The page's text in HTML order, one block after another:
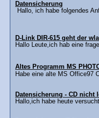
Datensicherung
Hallo, ich habe folgendes
D-Link DIR-615 geht der
Hallo Leute,ich hab eine
Altes Programm MS
Habe eine alte MS Office97
Datensicherung - CD nicht
Hallo,ich habe heute